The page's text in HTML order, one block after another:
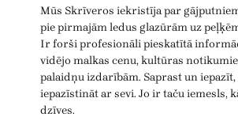
Mūs Skrīveros iekristīja par
pie pirmajām ledus glazūrām uz
Ir forši profesionāli pieskatītā
vidējo malkas cenu, kultūras
palaidņu izdarībām. Saprast un
iepazīstināt ar sevi. Jo ir taču iemesls,
dzīves.